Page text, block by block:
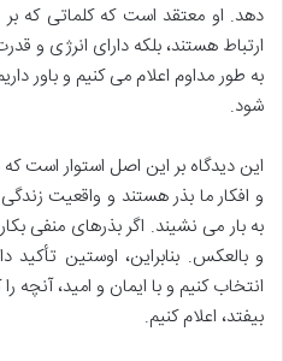
دهد. او معتقد است که کلماتی که بر
ارتباط هستند، بلکه دارای انرژی و
به طور مداوم اعلام می کنیم و باور
شود.
این دیدگاه بر این اصل استوار است
و افکار ما بذر هستند و واقعیت
به بار می نشیند. اگر بذرهای منفی
و بالعکس. بنابراین، اوستین
انتخاب کنیم و با ایمان و امید، آنچه
بیفتد، اعلام کنیم.